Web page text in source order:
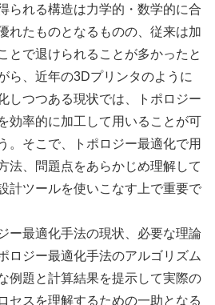
られる構造は力学的・数学的に合
れたものとなるものの、従来は加
とで退けられることが多かったと
ら、近年の3Dプリンタのように
しつつある現状では、トポロジー
効率的に加工して用いることが可
。そこで、トポロジー最適化で用
法、問題点をあらかじめ理解して
計ツールを使いこなす上で重要で
ー最適化手法の現状、必要な理論
ロジー最適化手法のアルゴリズム
例題と計算結果を提示して実際の
セスを理解するための一助となる